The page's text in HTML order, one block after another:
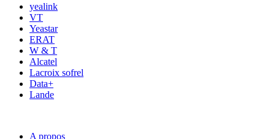
yealink
VT
Yeastar
ERAT
W & T
Alcatel
Lacroix sofrel
Data+
Lande
A propos